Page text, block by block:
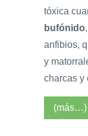
tóxica
bufónido
anfibios,
y
charcas y
(más…)